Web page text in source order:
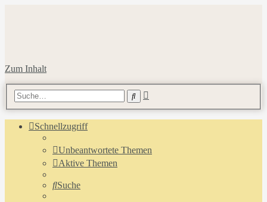
Zum Inhalt
Suche
Schnellzugriff
Unbeantwortete Themen
Aktive Themen
Suche